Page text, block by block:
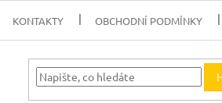
KONTAKTY OBCHODNÍ PODMÍNKY